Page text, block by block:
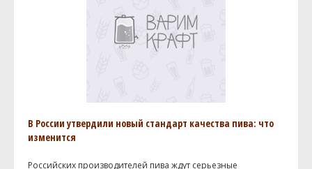
В России утвердили новый стандарт качества пива: что
изменится
Российских производителей пива ждут серьезные